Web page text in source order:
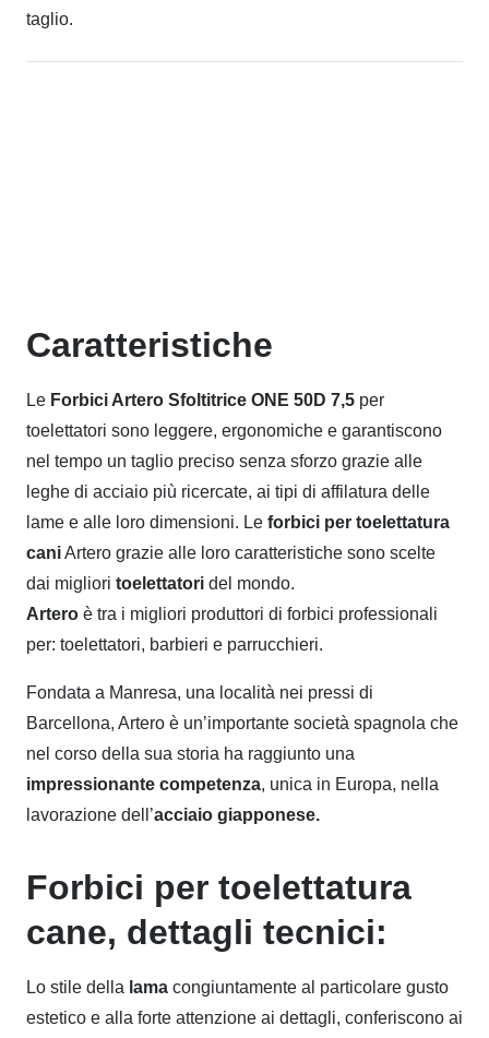
taglio.
Caratteristiche
Le Forbici Artero Sfoltitrice ONE 50D 7,5 per
toelettatori sono leggere, ergonomiche e garantiscono
nel tempo un taglio preciso senza sforzo grazie alle
leghe di acciaio più ricercate, ai tipi di affilatura delle
lame e alle loro dimensioni. Le forbici per toelettatura
caniArtero grazie alle loro caratteristiche sono scelte
dai migliori toelettatori del mondo.
Artero è tra i migliori produttori di forbici professionali
per: toelettatori, barbieri e parrucchieri.
Fondata a Manresa, una località nei pressi di
Barcellona, Artero è un’importante società spagnola che
nel corso della sua storia ha raggiunto una
impressionante competenza, unica in Europa, nella
lavorazione dell’acciaio giapponese.
Forbici per toelettatura
cane, dettagli tecnici:
Lo stile della lama congiuntamente al particolare gusto
estetico e alla forte attenzione ai dettagli, conferiscono ai